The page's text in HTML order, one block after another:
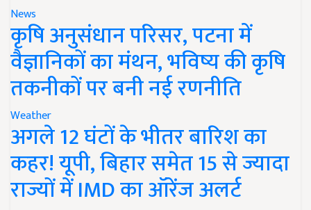
News
कृषि अनुसंधान परिसर, पटना में
वैज्ञानिकों का मंथन, भविष्य की कृषि
तकनीकों पर बनी नई रणनीति
Weather
अगले 12 घंटों के भीतर बारिश का
कहर! यूपी, बिहार समेत 15 से ज्यादा
राज्यों में IMD का ऑरेंज अलर्ट